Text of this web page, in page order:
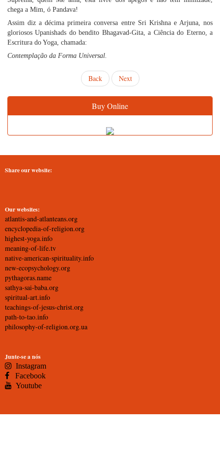
chega a Mim, ó Pandava!
Assim diz a décima primeira conversa entre Sri Krishna e Arjuna, nos
gloriosos Upanishads do bendito Bhagavad-Gita, a Ciência do Eterno, a
Escritura do Yoga, chamada:
Contemplação da Forma Universal.
Back Next
Buy Online
Share our website:
Our websites:
atlantis-and-atlanteans.org
encyclopedia-of-religion.org
highest-yoga.info
meaning-of-life.tv
native-american-spirituality.info
new-ecopsychology.org
pythagoras.name
sathya-sai-baba.org
spiritual-art.info
teachings-of-jesus-christ.org
path-to-tao.info
philosophy-of-religion.org.ua
Junte-se a nós
Instagram
Facebook
Youtube